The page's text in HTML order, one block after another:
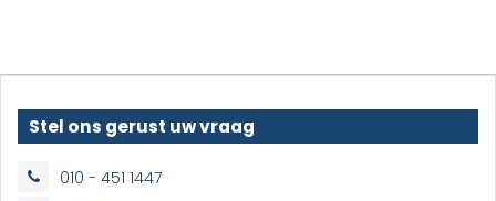
Stel ons gerust uw vraag
010 - 451 1447